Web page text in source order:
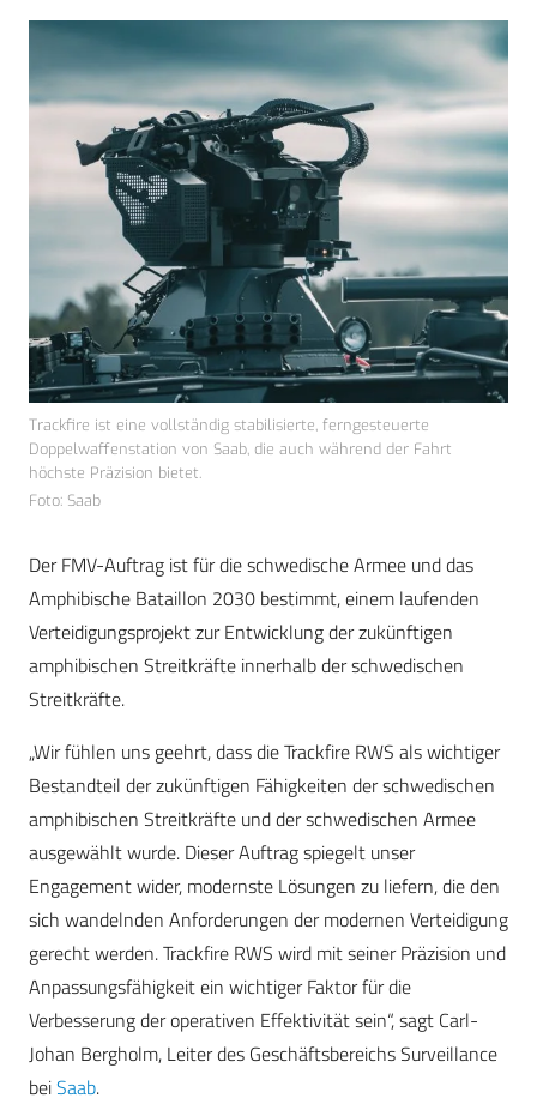
Trackfire ist eine vollständig stabilisierte, ferngesteuerte
Doppelwaffenstation von Saab, die auch während der Fahrt
höchste Präzision bietet.
Foto: Saab
Der FMV-Auftrag ist für die schwedische Armee und das
Amphibische Bataillon 2030 bestimmt, einem laufenden
Verteidigungsprojekt zur Entwicklung der zukünftigen
amphibischen Streitkräfte innerhalb der schwedischen
Streitkräfte.
„Wir fühlen uns geehrt, dass die Trackfire RWS als wichtiger
Bestandteil der zukünftigen Fähigkeiten der schwedischen
amphibischen Streitkräfte und der schwedischen Armee
ausgewählt wurde. Dieser Auftrag spiegelt unser
Engagement wider, modernste Lösungen zu liefern, die den
sich wandelnden Anforderungen der modernen Verteidigung
gerecht werden. Trackfire RWS wird mit seiner Präzision und
Anpassungsfähigkeit ein wichtiger Faktor für die
Verbesserung der operativen Effektivität sein“, sagt Carl-
Johan Bergholm, Leiter des Geschäftsbereichs Surveillance
beiSaab.